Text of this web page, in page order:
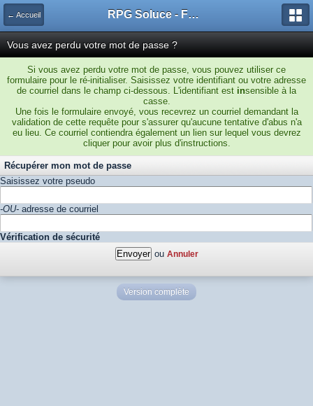
← Accueil RPG Soluce - Forum
Vous avez perdu votre mot de passe ?
Si vous avez perdu votre mot de passe, vous pouvez utiliser ce
formulaire pour le ré-initialiser. Saisissez votre identifiant ou votre adresse
de courriel dans le champ ci-dessous. L'identifiant est insensible à la
casse.
Une fois le formulaire envoyé, vous recevrez un courriel demandant la
validation de cette requête pour s'assurer qu'aucune tentative d'abus n'a
eu lieu. Ce courriel contiendra également un lien sur lequel vous devrez
cliquer pour avoir plus d'instructions.
Récupérer mon mot de passe
Saisissez votre pseudo
-OU- adresse de courriel
Vérification de sécurité
ou Annuler
Version complète